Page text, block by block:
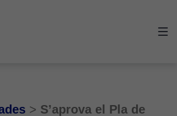
> S’aprova el Pla de